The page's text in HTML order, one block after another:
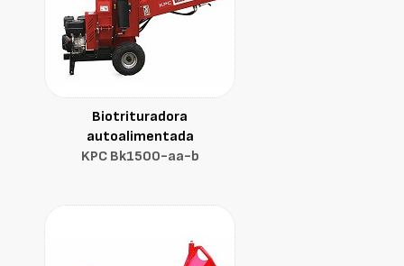
Biotrituradora
autoalimentada
KPC Bk1500-aa-b